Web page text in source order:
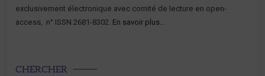
exclusivement électronique avec comité de lecture en open-
access, n° ISSN 2681-8302. En savoir plus…
CHERCHER